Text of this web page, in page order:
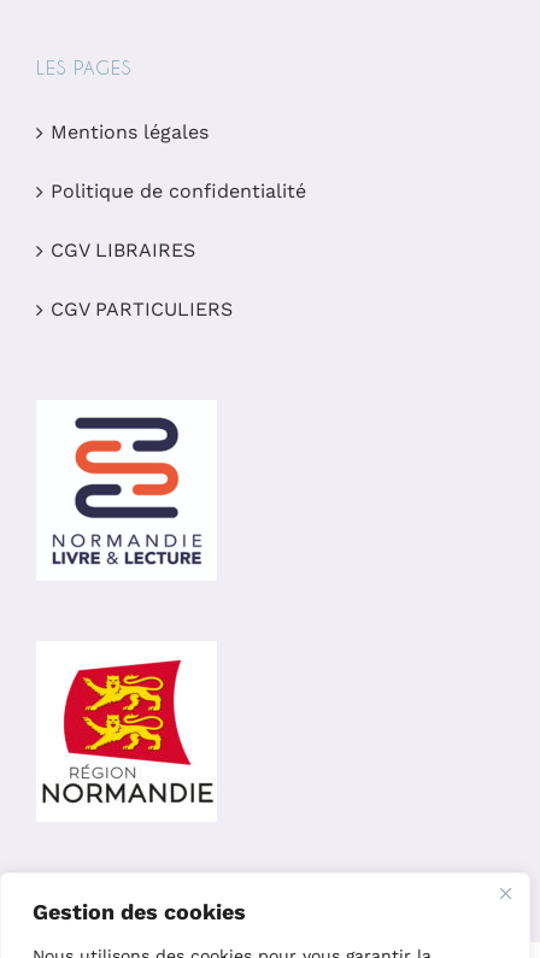
Gestion des cookies
LES PAGES
Mentions légales
Politique de confidentialité
CGV LIBRAIRES
CGV PARTICULIERS